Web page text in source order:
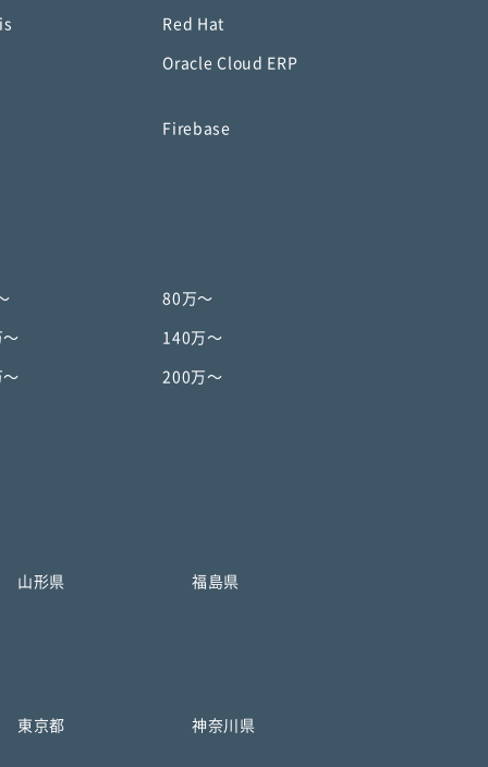
Red Hat
Oracle Cloud ERP
Firebase
80万〜
〜 140万〜
〜 200万〜
山形県 福島県
東京都 神奈川県